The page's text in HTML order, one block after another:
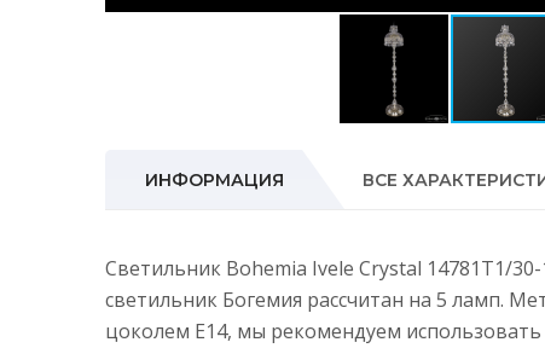
ИНФОРМАЦИЯ ВСЕ
Светильник Bohemia Ivele Crystal 14781T1/
светильник Богемия рассчитан на 5 ламп.
цоколем E14, мы рекомендуем